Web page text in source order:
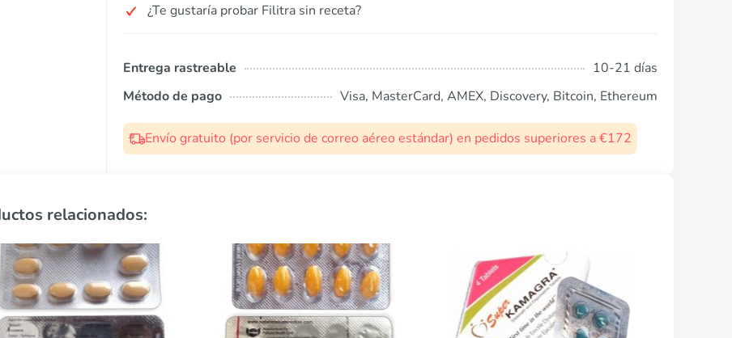
¿Te gustaría probar Filitra sin receta?
Entrega rastreable
10-21 días
Método de pago
Visa, MasterCard, AMEX, Discovery, Bitcoin, Ethereum
Envío gratuito (por servicio de correo aéreo estándar) en pedidos superiores a €172
relacionados: